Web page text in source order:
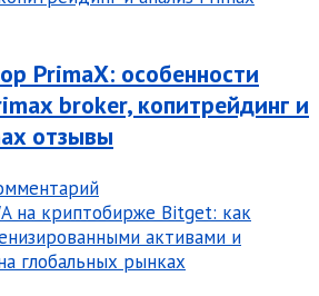
PrimaX: особенности
broker, копитрейдинг и
отзывы